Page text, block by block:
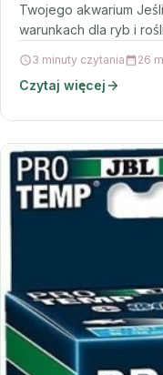
Twojego akwarium
warunkach dla ryb i
3 minuty czytania 26
Czytaj więcej